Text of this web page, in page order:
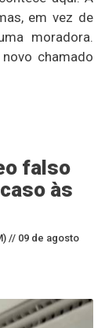
em vez de
moradora.
chamado
falso
às
// 09 de agosto